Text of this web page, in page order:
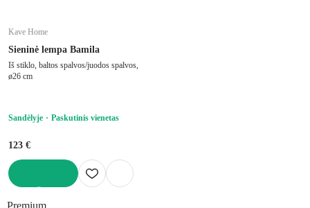
Kave Home
Sieninė lempa Bamila
Iš stiklo, baltos spalvos/juodos spalvos,
ø26 cm
Sandėlyje Paskutinis vienetas
123 €
Premium